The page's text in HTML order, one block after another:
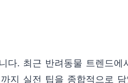
다. 최근 반려동물 트렌드
지 실전 팁을 종합적으로 담